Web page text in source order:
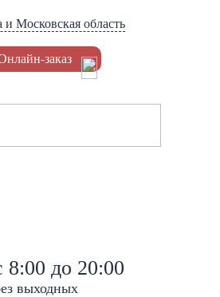
Московская область
заказ
8:00 до 20:00
выходных